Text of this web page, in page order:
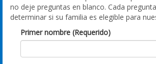
no deje preguntas en blanco. Cada
determinar si su familia es elegible para
Primer nombre (Requerido)